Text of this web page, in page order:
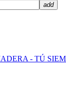
add